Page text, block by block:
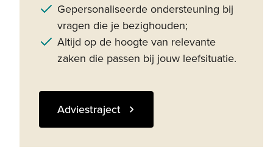
Gepersonaliseerde ondersteuning bij
vragen die je bezighouden;
Altijd op de hoogte van relevante
zaken die passen bij jouw leefsituatie.
Adviestraject